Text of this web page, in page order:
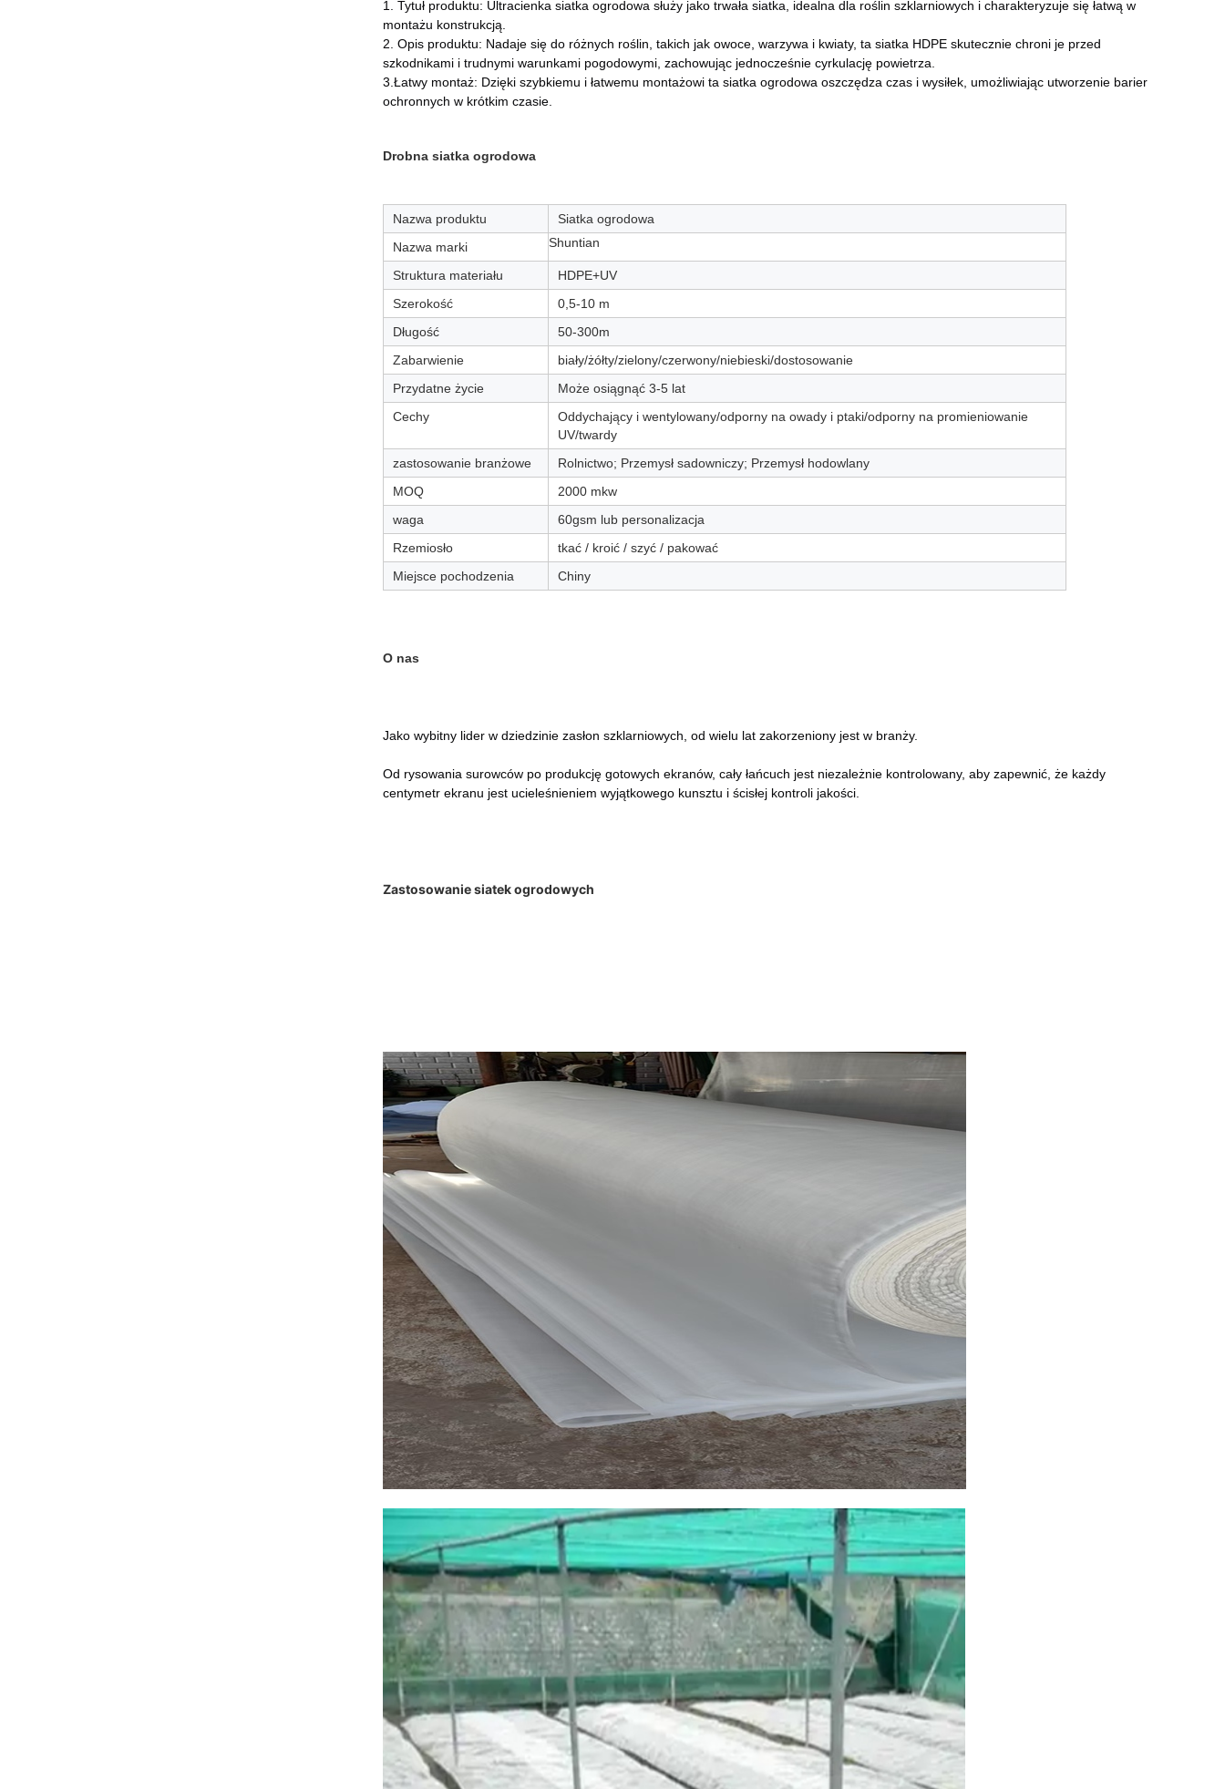
1. Tytuł produktu: Ultracienka siatka ogrodowa służy jako trwała siatka, idealna dla roślin szklarniowych i charakteryzuje się łatwą w
montażu konstrukcją.
2. Opis produktu: Nadaje się do różnych roślin, takich jak owoce, warzywa i kwiaty, ta siatka HDPE skutecznie chroni je przed
szkodnikami i trudnymi warunkami pogodowymi, zachowując jednocześnie cyrkulację powietrza.
3.Łatwy montaż: Dzięki szybkiemu i łatwemu montażowi ta siatka ogrodowa oszczędza czas i wysiłek, umożliwiając utworzenie barier
ochronnych w krótkim czasie.
Drobna siatka ogrodowa
Nazwa produktu
Siatka ogrodowa
Nazwa marki
Shuntian
Struktura materiału
HDPE+UV
Szerokość
0,5-10 m
Długość
50-300m
Zabarwienie
biały/żółty/zielony/czerwony/niebieski/dostosowanie
Przydatne życie
Może osiągnąć 3-5 lat
Cechy
Oddychający i wentylowany/odporny na owady i ptaki/odporny na promieniowanie
UV/twardy
zastosowanie branżowe
Rolnictwo; Przemysł sadowniczy; Przemysł hodowlany
MOQ
2000 mkw
waga
60gsm lub personalizacja
Rzemiosło
tkać / kroić / szyć / pakować
Miejsce pochodzenia
Chiny
O nas
Jako wybitny lider w dziedzinie zasłon szklarniowych, od wielu lat zakorzeniony jest w branży.
Od rysowania surowców po produkcję gotowych ekranów, cały łańcuch jest niezależnie kontrolowany, aby zapewnić, że każdy
centymetr ekranu jest ucieleśnieniem wyjątkowego kunsztu i ścisłej kontroli jakości.
Zastosowanie siatek ogrodowych